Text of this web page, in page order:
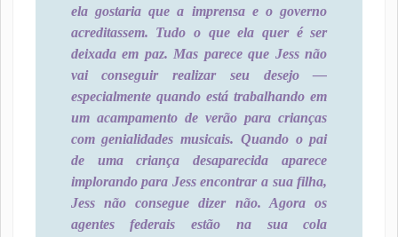
ela gostaria que a imprensa e o governo
acreditassem. Tudo o que ela quer é ser
deixada em paz. Mas parece que Jess não
vai conseguir realizar seu desejo —
especialmente quando está trabalhando em
um acampamento de verão para crianças
com genialidades musicais. Quando o pai
de uma criança desaparecida aparece
implorando para Jess encontrar a sua filha,
Jess não consegue dizer não. Agora os
agentes federais estão na sua cola